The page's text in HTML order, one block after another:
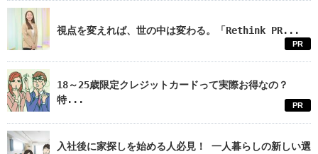
視点を変えれば、世の中は変わる。「Rethink PR...
PR
18～25歳限定クレジットカードって実際お得なの？
特...
PR
入社後に家探しを始める人必見！ 一人暮らしの新しい選